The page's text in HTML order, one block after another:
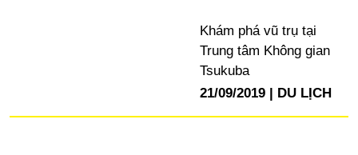
Khám phá vũ trụ tại
Trung tâm Không gian
Tsukuba
21/09/2019
DU LỊCH